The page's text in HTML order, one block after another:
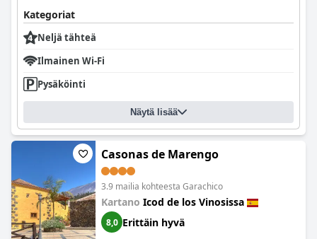
Kategoriat
Neljä tähteä
Ilmainen Wi-Fi
Pysäköinti
Näytä lisää
Casonas de Marengo
3.9 mailia kohteesta Garachico
Kartano Icod de los Vinosissa
8,0 Erittäin hyvä